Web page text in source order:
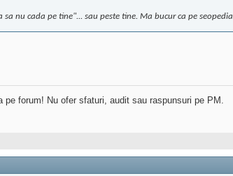
sa nu cada pe tine"... sau peste tine. Ma bucur ca pe seopedia
pe forum! Nu ofer sfaturi, audit sau raspunsuri pe PM.